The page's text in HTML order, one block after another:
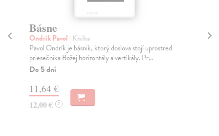
Básne
Ondrík Pavol | Kniha
Pavol Ondrík je básnik, ktorý doslova stojí uprostred
priesečníka Božej horizontály a vertikály. Pr...
Do 5 dní
11,64 €
12,00 € ?